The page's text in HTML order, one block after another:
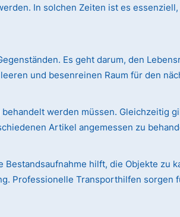
In solchen Zeiten ist es
Es geht darum, den
und besenreinen Raum für den
werden müssen. Gleichzeitig
Artikel angemessen zu
hilft, die Objekte zu
Professionelle Transporthilfen sorgen